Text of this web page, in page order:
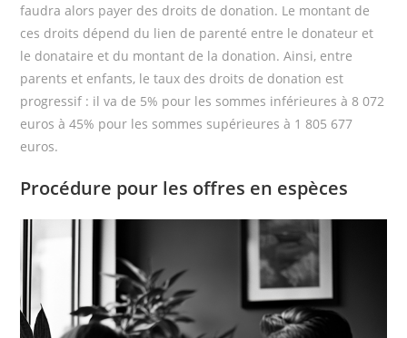
faudra alors payer des droits de donation. Le montant de
ces droits dépend du lien de parenté entre le donateur et
le donataire et du montant de la donation. Ainsi, entre
parents et enfants, le taux des droits de donation est
progressif : il va de 5% pour les sommes inférieures à 8 072
euros à 45% pour les sommes supérieures à 1 805 677
euros.
Procédure pour les offres en espèces